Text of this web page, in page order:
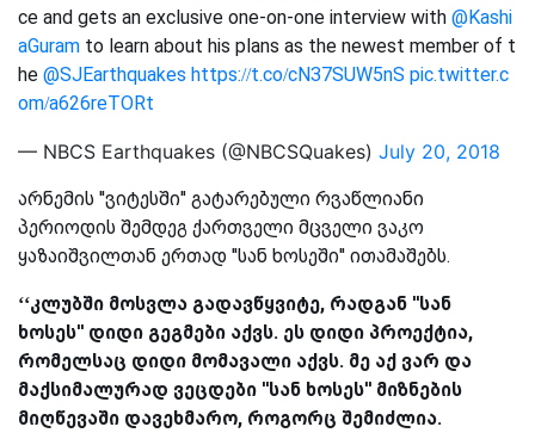
ce and gets an exclusive one-on-one interview with @Kashi
aGuram to learn about his plans as the newest member of t
he @SJEarthquakes https://t.co/cN37SUW5nS pic.twitter.c
om/a626reTORt
— NBCS Earthquakes (@NBCSQuakes) July 20, 2018
არნემის ''ვიტესში'' გატარებული რვაწლიანი
პერიოდის შემდეგ ქართველი მცველი ვაკო
ყაზაიშვილთან ერთად ''სან ხოსეში'' ითამაშებს.
‘‘კლუბში მოსვლა გადავწყვიტე, რადგან ''სან
ხოსეს'' დიდი გეგმები აქვს. ეს დიდი პროექტია,
რომელსაც დიდი მომავალი აქვს. მე აქ ვარ და
მაქსიმალურად ვეცდები ''სან ხოსეს'' მიზნების
მიღწევაში დავეხმარო, როგორც შემიძლია.